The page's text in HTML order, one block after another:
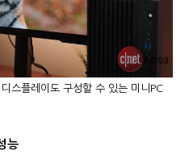
스플레이도 구성할 수 있는 미니PC
능